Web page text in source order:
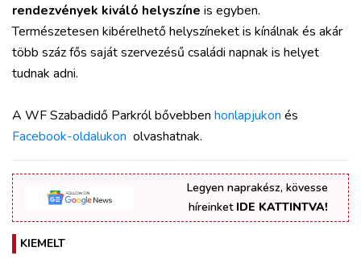
rendezvények kiváló helyszíne is egyben.
Természetesen kibérelhető helyszíneket is kínálnak és akár
több száz fős saját szervezésű családi napnak is helyet
tudnak adni.
A WF Szabadidő Parkról bővebben honlapjukon és
Facebook-oldalukon olvashatnak.
Legyen naprakész, kövesse
híreinket IDE KATTINTVA!
KIEMELT